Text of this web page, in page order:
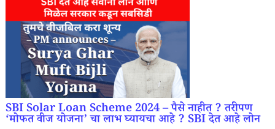
SBI Solar Loan Scheme 2024 – पैसे नाहीत ? तरीपण
‘मोफत वीज योजना’ चा लाभ घ्यायचा आहे ? SBI देत आहे लोन